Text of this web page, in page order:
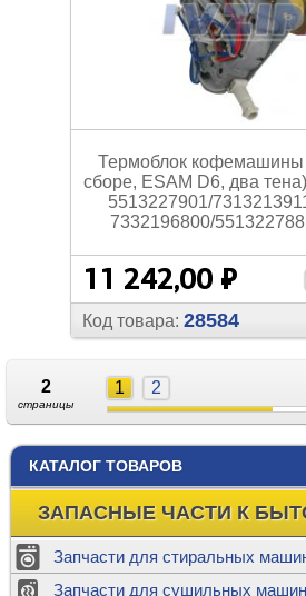
КАТАЛОГ ТОВАРОВ
ЗАПАСНЫЕ ЧАСТИ К
Запчасти для стиральных
Запчасти для сушильных машин
Термоблок кофемашины
сборе, ESAM D6, два
5513227901/
7332196800/
11 242,00 ₽
Код товара: 28584
2
страницы
1 2